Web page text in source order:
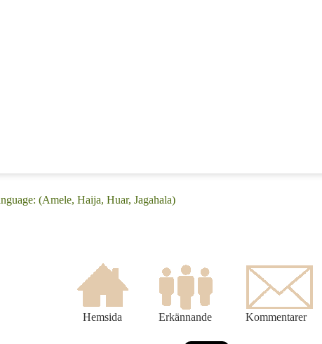
(Amele, Haija, Huar, Jagahala)
Hemsida Erkännande Kommentarer